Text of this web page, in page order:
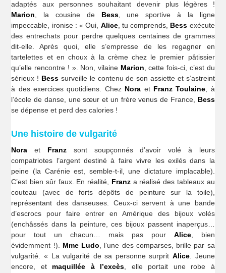
adaptés aux personnes souhaitant devenir plus légères !
Marion, la cousine de Bess, une sportive à la ligne
impeccable, ironise : « Oui, Alice, tu comprends, Bess exécute
des entrechats pour perdre quelques centaines de grammes
dit-elle. Après quoi, elle s’empresse de les regagner en
tartelettes et en choux à la crème chez le premier pâtissier
qu’elle rencontre ! ». Non, vilaine Marion, cette fois-ci, c’est du
sérieux ! Bess surveille le contenu de son assiette et s’astreint
à des exercices quotidiens. Chez Nora et Franz Toulaine, à
l’école de danse, une sœur et un frère venus de France, Bess
se dépense et perd des calories !
Une histoire de vulgarité
Nora et Franzsont soupçonnés d’avoir volé à leurs
compatriotes l’argent destiné à faire vivre les exilés dans la
peine (la Carénie est, semble-t-il, une dictature implacable).
C’est bien sûr faux. En réalité, Franza réalisé des tableaux au
couteau (avec de forts dépôts de peinture sur la toile),
représentant des danseuses. Ceux-ci servent à une bande
d’escrocs pour faire entrer en Amérique des bijoux volés
(enchâssés dans la peinture, ces bijoux passent inaperçus…
pour tout un chacun… mais pas pour Alice, bien
évidemment !). Mme Ludo , l’une des comparses, brille par sa
vulgarité. « La vulgarité de sa personne surpritAlice . Jeune
encore, et maquillée à l’excès , elle portait une robe à